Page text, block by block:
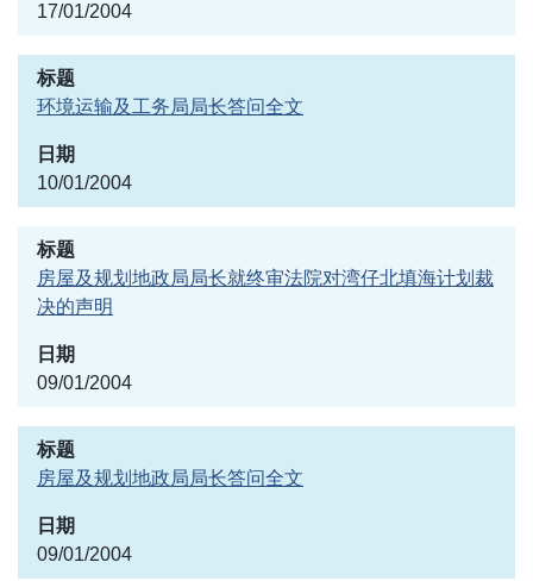
17/01/2004
环境运输及工务局局长答问全文
10/01/2004
房屋及规划地政局局长就终审法院对湾仔北填海计划裁
决的声明
09/01/2004
房屋及规划地政局局长答问全文
09/01/2004